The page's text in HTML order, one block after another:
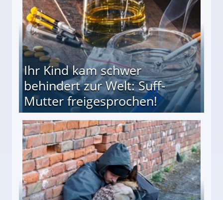
Ihr Kind kam schwer
behindert zur Welt: Suff-
Mutter freigesprochen!
Mutter freigesprochen!